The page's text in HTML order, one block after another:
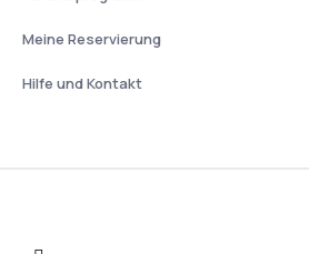
Meine Reservierung
Hilfe und Kontakt